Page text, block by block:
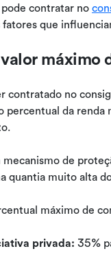
contratar no
que
máximo
contratado no
percentual da
de
quantia muito alta
máximo de
privada: 35%